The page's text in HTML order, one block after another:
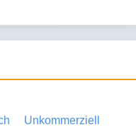
Unkommerziell